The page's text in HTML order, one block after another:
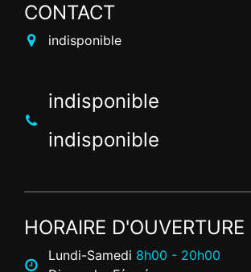
CONTACT
indisponible
indisponible
indisponible
HORAIRE D'OUVERTURE
Lundi-Samedi 8h00 - 20h00